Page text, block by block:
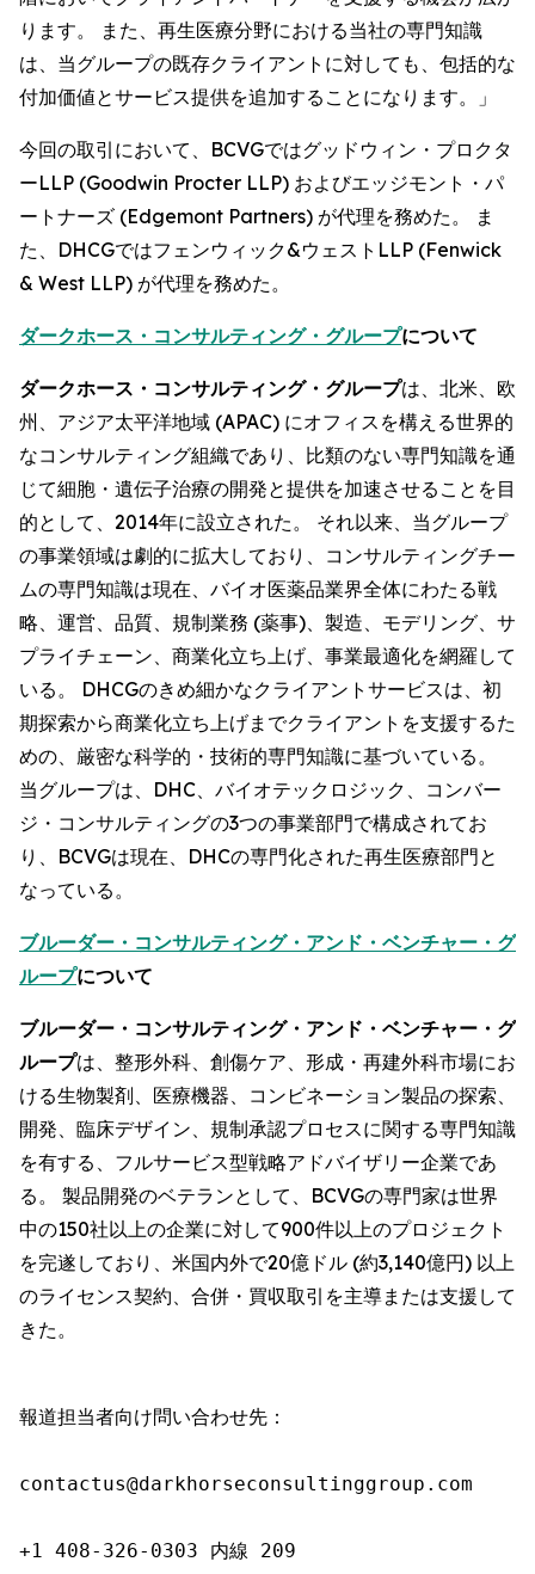
ります。 また、再生医療分野における当社の専門知識
は、当グループの既存クライアントに対しても、包括的な
付加価値とサービス提供を追加することになります。」
今回の取引において、BCVGではグッドウィン・プロクタ
ーLLP (Goodwin Procter LLP) およびエッジモント・パ
ートナーズ (Edgemont Partners) が代理を務めた。 ま
た、DHCGではフェンウィック&ウェストLLP (Fenwick
& West LLP) が代理を務めた。
ダークホース・コンサルティング・グループについて
ダークホース・コンサルティング・グループは、北米、欧
州、アジア太平洋地域 (APAC) にオフィスを構える世界的
なコンサルティング組織であり、比類のない専門知識を通
じて細胞・遺伝子治療の開発と提供を加速させることを目
的として、2014年に設立された。 それ以来、当グループ
の事業領域は劇的に拡大しており、コンサルティングチー
ムの専門知識は現在、バイオ医薬品業界全体にわたる戦
略、運営、品質、規制業務 (薬事)、製造、モデリング、サ
プライチェーン、商業化立ち上げ、事業最適化を網羅して
いる。 DHCGのきめ細かなクライアントサービスは、初
期探索から商業化立ち上げまでクライアントを支援するた
めの、厳密な科学的・技術的専門知識に基づいている。
当グループは、DHC、バイオテックロジック、コンバー
ジ・コンサルティングの3つの事業部門で構成されてお
り、BCVGは現在、DHCの専門化された再生医療部門と
なっている。
ブルーダー・コンサルティング・アンド・ベンチャー・グ
ループについて
ブルーダー・コンサルティング・アンド・ベンチャー・グ
ループは、整形外科、創傷ケア、形成・再建外科市場にお
ける生物製剤、医療機器、コンビネーション製品の探索、
開発、臨床デザイン、規制承認プロセスに関する専門知識
を有する、フルサービス型戦略アドバイザリー企業であ
る。 製品開発のベテランとして、BCVGの専門家は世界
中の150社以上の企業に対して900件以上のプロジェクト
を完遂しており、米国内外で20億ドル (約3,140億円) 以上
のライセンス契約、合併・買収取引を主導または支援して
きた。
報道担当者向け問い合わせ先：
contactus@darkhorseconsultinggroup.com
+1 408-326-0303 内線 209